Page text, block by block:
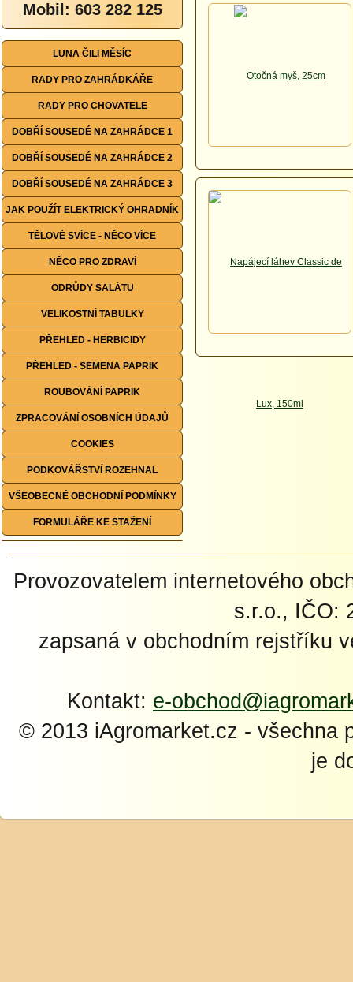
Mobil: 603 282 125
LUNA ČILI MĚSÍC
RADY PRO ZAHRÁDKÁŘE
RADY PRO CHOVATELE
DOBŘÍ SOUSEDÉ NA ZAHRÁDCE 1
DOBŘÍ SOUSEDÉ NA ZAHRÁDCE 2
DOBŘÍ SOUSEDÉ NA ZAHRÁDCE 3
JAK POUŽÍT ELEKTRICKÝ OHRADNÍK
TĚLOVÉ SVÍCE - NĚCO VÍCE
NĚCO PRO ZDRAVÍ
ODRŮDY SALÁTU
VELIKOSTNÍ TABULKY
PŘEHLED - HERBICIDY
PŘEHLED - SEMENA PAPRIK
ROUBOVÁNÍ PAPRIK
ZPRACOVÁNÍ OSOBNÍCH ÚDAJŮ
COOKIES
PODKOVÁŘSTVÍ ROZEHNAL
VŠEOBECNÉ OBCHODNÍ PODMÍNKY
FORMULÁŘE KE STAŽENÍ
Provozovatelem internetového
s.r.o., IČO:
zapsaná v obchodním rejstříku
Kontakt: e-
© 2013 iAgromarket.cz - všechna
je